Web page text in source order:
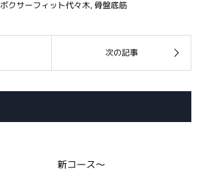
ボクサーフィット代々木,骨盤底筋
新コース～